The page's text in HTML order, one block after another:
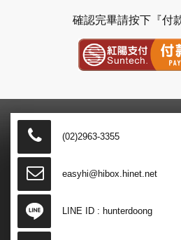
確認完畢請按下『付
紅陽金流付
(02)2963-3355
easyhi@hibox.hinet.net
LINE ID : hunterdoong